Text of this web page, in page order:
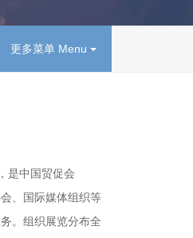
更多菜单 Menu
是中国贸促会
、国际媒体组织等
。组织展览分布全